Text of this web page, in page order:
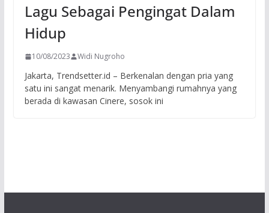
Lagu Sebagai Pengingat Dalam
Hidup
10/08/2023 Widi Nugroho
Jakarta, Trendsetter.id – Berkenalan dengan pria yang
satu ini sangat menarik. Menyambangi rumahnya yang
berada di kawasan Cinere, sosok ini